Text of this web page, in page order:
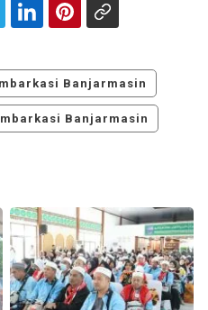
Banjarmasin
Banjarmasin